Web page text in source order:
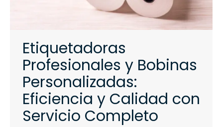
Etiquetadoras
Profesionales y Bobinas
Personalizadas:
Eficiencia y Calidad con
Servicio Completo